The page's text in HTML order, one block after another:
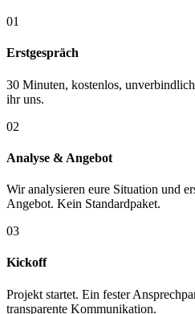
01
Erstgespräch
30 Minuten, kostenlos,
ihr uns.
02
Analyse & Angebot
Wir analysieren eure Situation und
Angebot. Kein Standardpaket.
03
Kickoff
Projekt startet. Ein fester
transparente Kommunikation.